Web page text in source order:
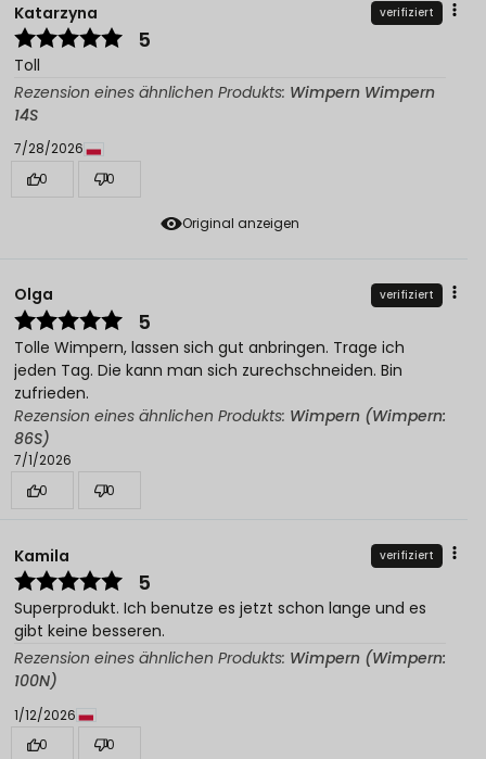
Original anzeigen
Katarzyna verifiziert
5
Toll
Rezension eines ähnlichen Produkts: Wimpern Wimpern
14S
7/28/2026
0
0
Olga verifiziert
5
Tolle Wimpern, lassen sich gut anbringen. Trage ich
jeden Tag. Die kann man sich zurechschneiden. Bin
zufrieden.
Rezension eines ähnlichen Produkts: Wimpern (Wimpern:
86S)
7/1/2026
0
0
Kamila verifiziert
5
Superprodukt. Ich benutze es jetzt schon lange und es
gibt keine besseren.
Rezension eines ähnlichen Produkts: Wimpern (Wimpern:
100N)
1/12/2026
0
0